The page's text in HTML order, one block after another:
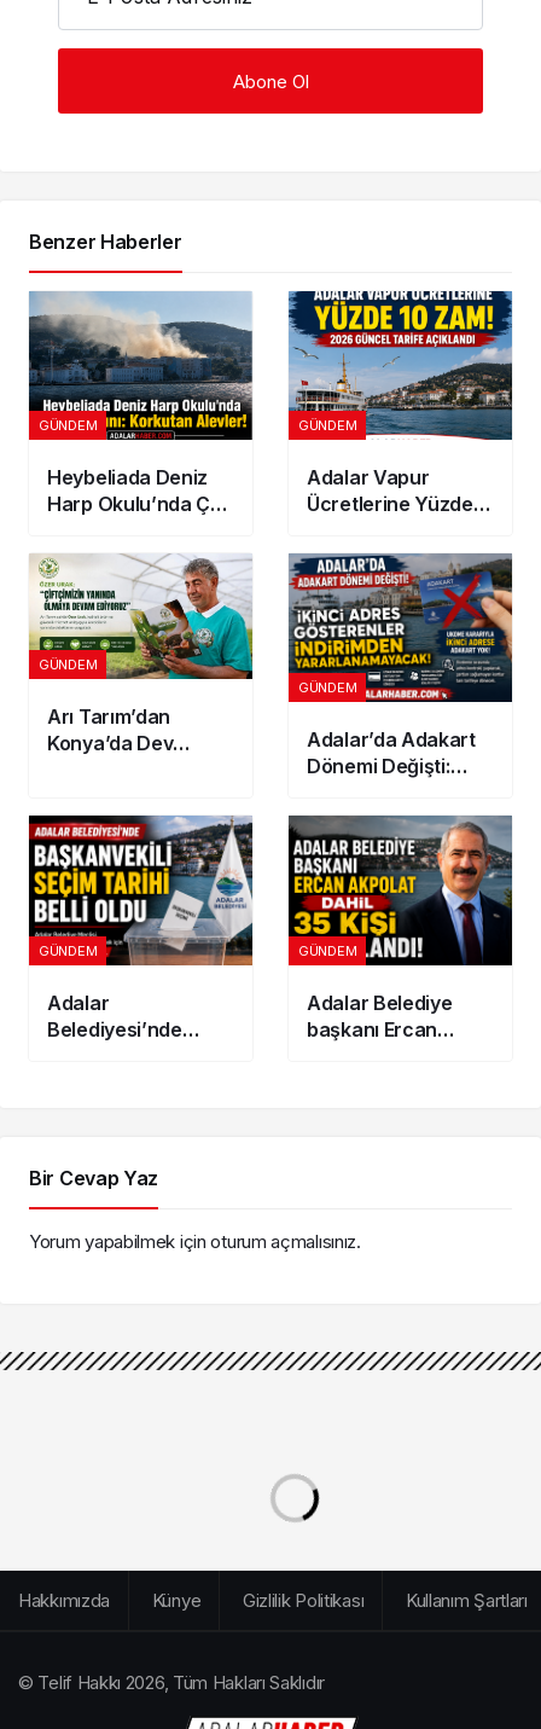
Benzer Haberler
GÜNDEM
Heybeliada Deniz
Harp Okulu’nda Çatı
Alevler!
GÜNDEM
Adalar Vapur
Ücretlerine Yüzde
Güncel Tarife
Açıklandı
GÜNDEM
Arı Tarım’dan
Konya’da Dev
Jeotermal Sera
Kuruluyor
GÜNDEM
Adalar’da Adakart
Dönemi Değişti:
Gösterenler
İndirimden
Yararlanamayacak
GÜNDEM
Adalar
Belediyesi’nde
GÜNDEM
Adalar Belediye
başkanı Ercan
Bir Cevap Yaz
Yorum yapabilmek içinoturum açmalısınız.
Hakkımızda Künye Gizlilik Politikası Kullanım Şartları
© Telif Hakkı 2026, Tüm Hakları Saklıdır